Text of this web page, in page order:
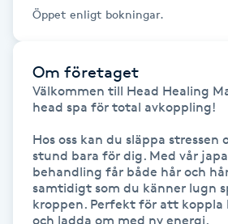
Gel naglar
Gelenaglar
Gellack
Öppet enligt bokningar.
Om företaget
Välkommen till Head Healing
head spa för total avkoppling!
Hos oss kan du släppa stressen
stund bara för dig. Med vår
behandling får både hår och
samtidigt som du känner lugn
kroppen. Perfekt för att koppla
och ladda om med ny energi.